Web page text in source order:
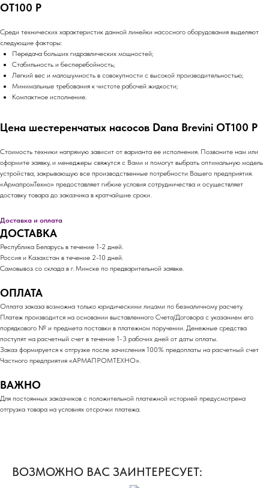
OT100 P
Среди технических характеристик данной линейки насосного оборудования выделяют
следующие факторы:
Передача больших гидравлических мощностей;
Стабильность и бесперебойность;
Легкий вес и малошумность в совокупности с высокой производительностью;
Минимальные требования к чистоте рабочей жидкости;
Компактное исполнение.
Цена шестеренчатых насосов Dana Brevini OT100 P
Стоимость техники напрямую зависит от варианта ее исполнения. Позвоните нам или
оформите заявку, и менеджеры свяжутся с Вами и помогут выбрать оптимальную модель
устройства, закрывающую все производственные потребности Вашего предприятия.
«АрмапромТехно» предоставляет гибкие условия сотрудничества и осуществляет
доставку товара до заказчика в кратчайшие сроки.
Доставка и оплата
ДОСТАВКА
Республика Беларусь в течение 1-2 дней.
Россия и Казахстан в течение 2-10 дней.
Самовывоз со склада в г. Минске по предварительной заявке.
ОПЛАТА
Оплата заказа возможна только юридическими лицами по безналичному расчету.
Платеж производится на основании выставленного Счета/Договора с указанием его
порядкового № и предмета поставки в платежном поручении. Денежные средства
поступят на расчетный счет в течение 1-3 рабочих дней от даты оплаты.
Заказ формируется к отгрузке после зачисления 100% предоплаты на расчетный счет
Частного предприятия «АРМАПРОМТЕХНО».
ВАЖНО
Для постоянных заказчиков с положительной платежной историей предусмотрена
отгрузка товара на условиях отсрочки платежа.
ВОЗМОЖНО ВАС ЗАИНТЕРЕСУЕТ: